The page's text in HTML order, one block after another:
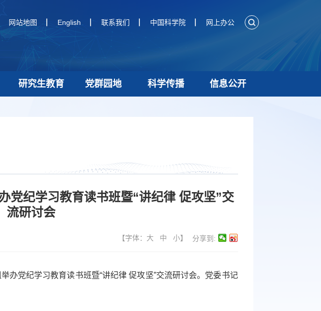
网站地图 English 联系我们 中国科学院 网上办公
研究生教育 党群园地 科学传播 信息公开
党纪学习教育读书班暨“讲纪律 促攻坚”交
流研讨会
分享到:
【字体： 大 中 小】
办党纪学习教育读书班暨“讲纪律 促攻坚”交流研讨会。党委书记